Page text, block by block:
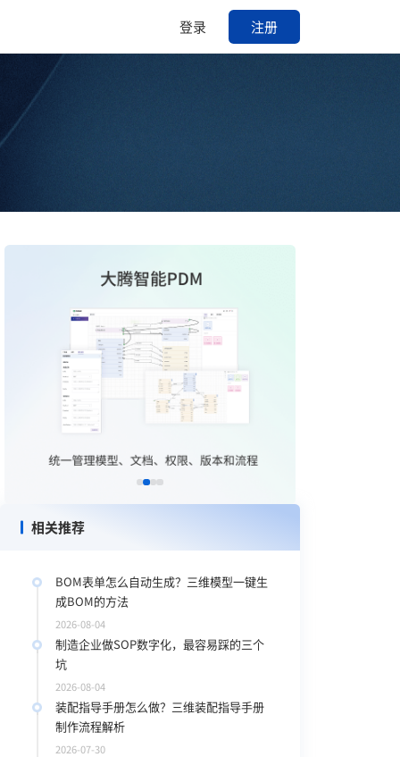
登录 注册
相关推荐
BOM表单怎么自动生成？三维模型一键生
成BOM的方法
2026-08-04
制造企业做SOP数字化，最容易踩的三个
坑
2026-08-04
装配指导手册怎么做？三维装配指导手册
制作流程解析
2026-07-30